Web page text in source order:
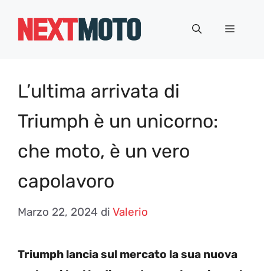
Menu
L’ultima arrivata di
Triumph è un unicorno:
che moto, è un vero
capolavoro
Marzo 22, 2024 di Valerio
Triumph lancia sul mercato la sua nuova